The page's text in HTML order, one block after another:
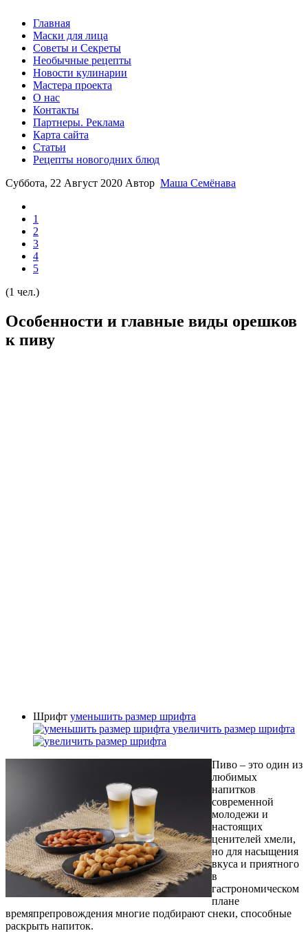
Главная
Маски для лица
Советы и Секреты
Необычные рецепты
Новости кулинарии
Мастера проекта
О нас
Контакты
Партнеры. Реклама
Карта сайта
Статьи
Рецепты новогодних блюд
Суббота, 22 Август 2020 Автор Маша Семёнава
1
2
3
4
5
(1 чел.)
Особенности и главные виды орешков
к пиву
Шрифт уменьшить размер шрифта
увеличить размер шрифта
Пиво – это один из
любимых
напитков
современной
молодежи и
настоящих
ценителей хмели,
но для насыщения
вкуса и приятного
в
гастрономическом
плане
времяпрепровождения многие подбирают снеки, способные
раскрыть напиток.